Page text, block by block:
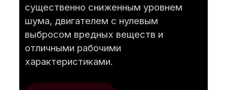
существенно сниженным уровнем
шума, двигателем с нулевым
выбросом вредных веществ и
отличными рабочими
характеристиками.